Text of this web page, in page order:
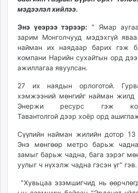
unuudur.mn
mglradio.com
fact.mn
itoim.mn
tumen.mn
shuum.mn
times.mn
tvmongolia.mn
mass.mn
unegui.mn
assa.mn
toim.mn
tac.mn
paparazzi.mn
unread.today
мэдээлэл хийлээ.
Энэ үеэрээ тэрээр: " Ямар
зарим Монголчууд мэдэхгүй
найман их наядаар барих гэж
компани Нарийн сухайтын орд
ажиллагаа явуулсан.
27 их наядын орлоготой.
хэмжээний мөнгийг найман жилд
Энержи ресурс гэж
Тавантолгой дээр хоёр орд
Сүүлийн найман жилийн дотор
Энэ мөнгөөр метро барьж
замыг барьж чадна, бага зэрэг
уулыг ч нүхэлж чадна гэсэн үг" гэв.
"Хувьцаа эзэмшигчид нь